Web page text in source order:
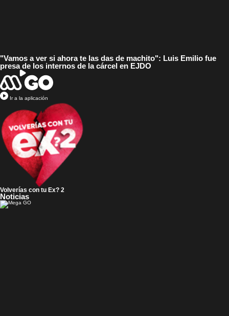
"Vamos a ver si ahora te las das de machito": Luis Emilio fue
presa de los internos de la cárcel en EJDO
Ir a la aplicación
Volverías con tu Ex? 2
Noticias